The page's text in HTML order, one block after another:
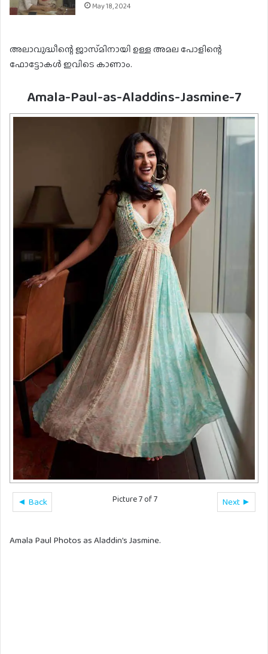
May 18, 2024
അലാവുദ്ധീന്റെ ജാസ്‌മിനായി ഉള്ള അമല പോളിന്റെ
ഫോട്ടോകൾ ഇവിടെ കാണാം.
Amala-Paul-as-Aladdins-Jasmine-7
◄ Back Next ►
Picture 7 of 7
Amala Paul Photos as Aladdin’s Jasmine.